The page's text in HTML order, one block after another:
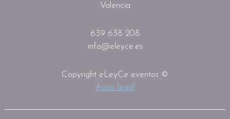
Valencia
639 638 208
info@eleyce.es
Copyright eLeyCe eventos ©
Aviso legal